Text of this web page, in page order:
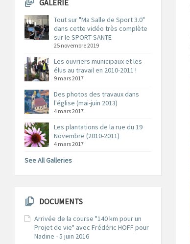
GALERIE
Tout sur "Ma Salle de Sport 3.0"
dans cette vidéo très complète
sur le SPORT-SANTE
25 novembre 2019
Les ouvriers municipaux et les
élus au travail en 2010-2011 !
9 mars 2017
Des photos des travaux dans
l'église (mai-juin 2013)
4 mars 2017
Les plantations de la rue du 19
Novembre (2010-2011)
4 mars 2017
See All Galleries
DOCUMENTS
Arrivée de la course "140 km pour un
Projet de vie" avec Frédéric HOFF pour
Nadine - 5 juin 2016